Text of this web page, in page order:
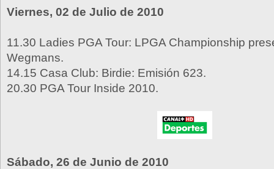
Viernes, 02 de Julio de 2010
11.30 Ladies PGA Tour: LPGA Championship
Wegmans.
14.15 Casa Club: Birdie: Emisión 623.
20.30 PGA Tour Inside 2010.
Sábado, 26 de Junio de 2010